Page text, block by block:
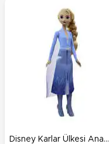
Disney Karlar Ülkesi Ana